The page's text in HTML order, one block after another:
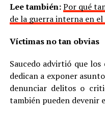
Lee también:Por qué
de la guerra interna en
Víctimas no tan obvias
Saucedo advirtió que
dedican a exponer
denunciar delitos o
también pueden devenir